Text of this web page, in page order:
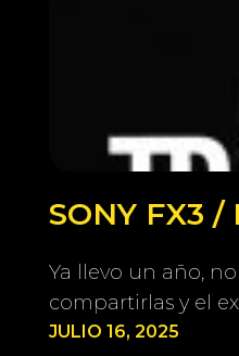
SONY FX3 /
Ya llevo un año,
compartirlas y el
JULIO 16, 2025